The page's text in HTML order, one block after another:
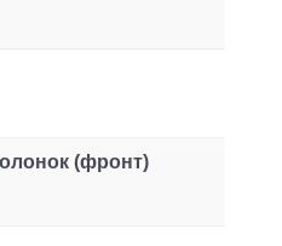
(фронт)